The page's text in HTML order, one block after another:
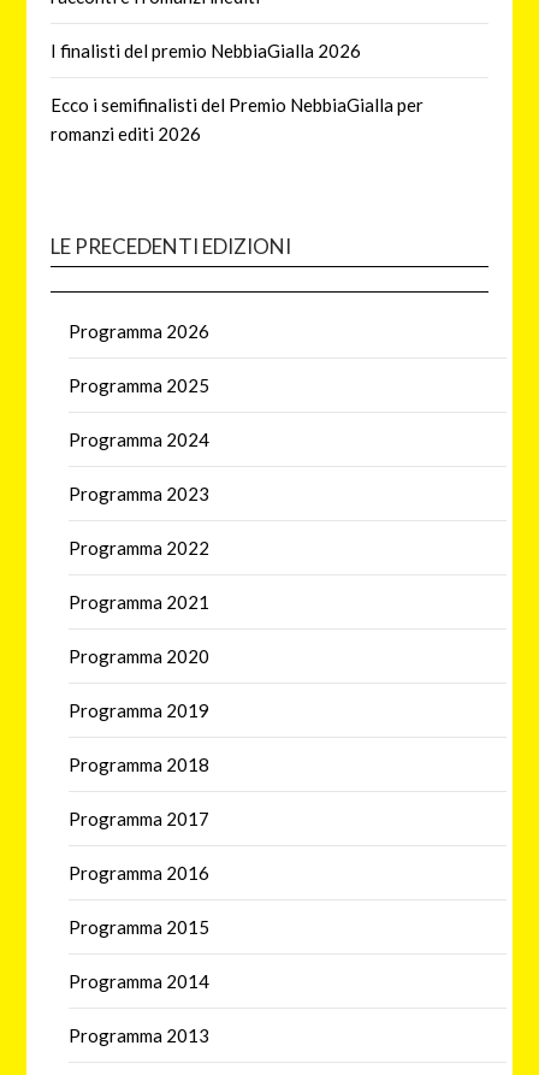
I finalisti del premio NebbiaGialla 2026
Ecco i semifinalisti del Premio NebbiaGialla per
romanzi editi 2026
LE PRECEDENTI EDIZIONI
Programma 2026
Programma 2025
Programma 2024
Programma 2023
Programma 2022
Programma 2021
Programma 2020
Programma 2019
Programma 2018
Programma 2017
Programma 2016
Programma 2015
Programma 2014
Programma 2013